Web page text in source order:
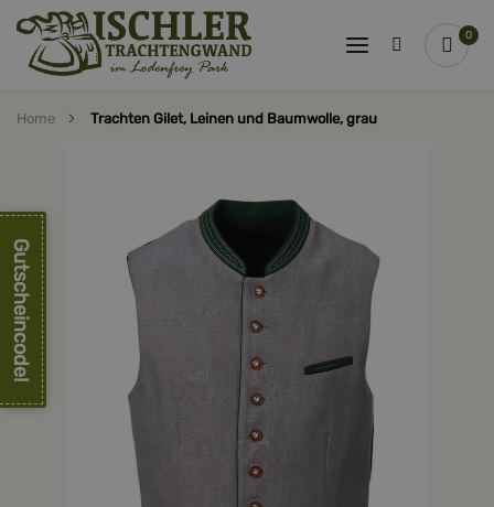
0
Home Trachten Gilet, Leinen und Baumwolle, grau
springen
Gutscheincode!